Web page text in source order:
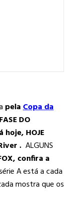
pelaCopa da
DO
hoje, HOJE
. ALGUNS
confira a
A está a cada
mostra que os